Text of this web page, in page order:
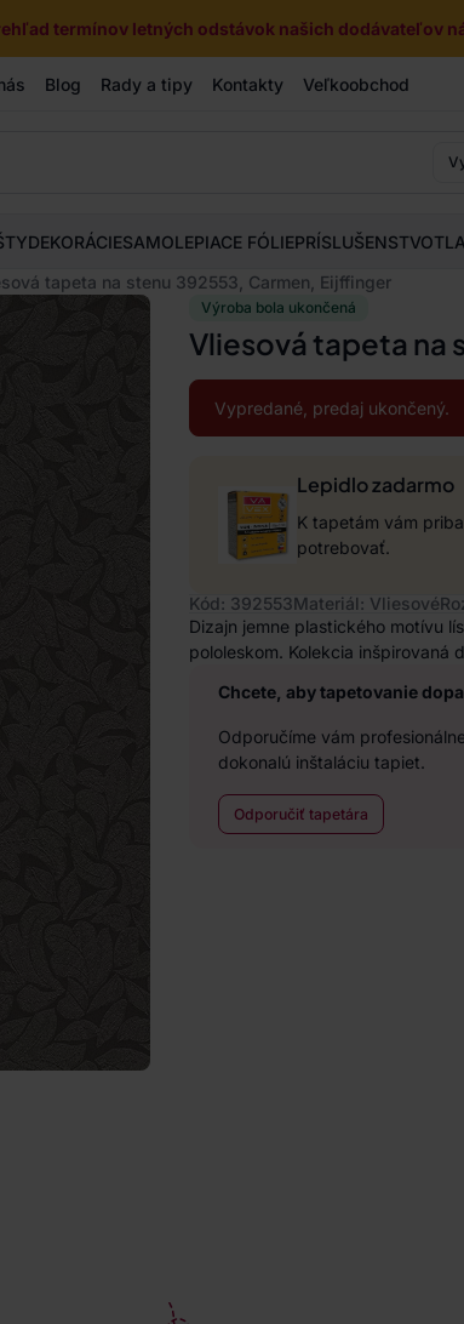
termínov letných odstávok našich dodávateľov
Blog Rady a tipy Kontakty Veľkoobchod
DEKORÁCIESAMOLEPIACE FÓLIEPRÍSLUŠENSTVO
tapeta na stenu 392553, Carmen, Eijffinger
Výroba bola ukončená
Vliesová tapeta na
Vypredané, predaj ukončený.
Lepidlo zadarmo
K tapetám vám
potrebovať.
Kód: 392553Materiál: Vliesové
Dizajn jemne plastického motívu
pololeskom. Kolekcia inšpirovaná
Chcete, aby tapetovanie
Odporučíme vám
dokonalú inštaláciu tapiet.
Odporučiť tapetára